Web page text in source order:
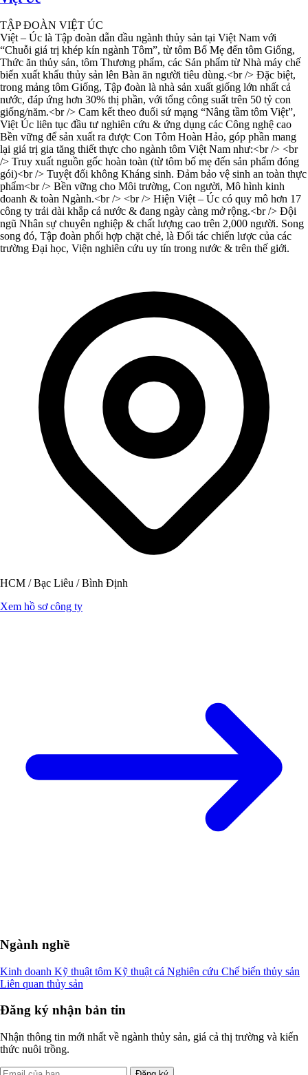
TẬP ĐOÀN VIỆT ÚC
Việt – Úc là Tập đoàn dẫn đầu ngành thủy sản tại Việt Nam với
“Chuỗi giá trị khép kín ngành Tôm”, từ tôm Bố Mẹ đến tôm Giống,
Thức ăn thủy sản, tôm Thương phẩm, các Sản phẩm từ Nhà máy chế
biến xuất khẩu thủy sản lên Bàn ăn người tiêu dùng.<br /> Đặc biệt,
trong mảng tôm Giống, Tập đoàn là nhà sản xuất giống lớn nhất cả
nước, đáp ứng hơn 30% thị phần, với tổng công suất trên 50 tỷ con
giống/năm.<br /> Cam kết theo đuổi sứ mạng “Nâng tầm tôm Việt”,
Việt Úc liên tục đầu tư nghiên cứu & ứng dụng các Công nghệ cao
Bền vững để sản xuất ra được Con Tôm Hoàn Hảo, góp phần mang
lại giá trị gia tăng thiết thực cho ngành tôm Việt Nam như:<br /> <br
/> Truy xuất nguồn gốc hoàn toàn (từ tôm bố mẹ đến sản phẩm đóng
gói)<br /> Tuyệt đối không Kháng sinh. Đảm bảo vệ sinh an toàn thực
phẩm<br /> Bền vững cho Môi trường, Con người, Mô hình kinh
doanh & toàn Ngành.<br /> <br /> Hiện Việt – Úc có quy mô hơn 17
công ty trải dài khắp cả nước & đang ngày càng mở rộng.<br /> Đội
ngũ Nhân sự chuyên nghiệp & chất lượng cao trên 2,000 người. Song
song đó, Tập đoàn phối hợp chặt chẻ, là Đối tác chiến lược của các
trường Đại học, Viện nghiên cứu uy tín trong nước & trên thế giới.
HCM / Bạc Liêu / Bình Định
Xem hồ sơ công ty
Ngành nghề
Kinh doanh Kỹ thuật tôm Kỹ thuật cá Nghiên cứu Chế biến thủy sản
Liên quan thủy sản
Đăng ký nhận bản tin
Nhận thông tin mới nhất về ngành thủy sản, giá cả thị trường và kiến
thức nuôi trồng.